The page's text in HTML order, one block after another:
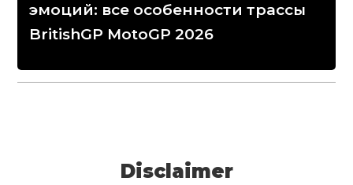
эмоций: все особенности трассы
BritishGP MotoGP 2026
Disclaimer